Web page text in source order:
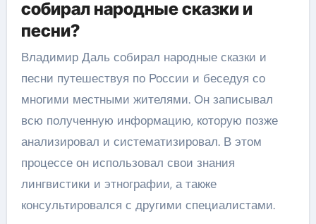
собирал народные сказки и
песни?
Владимир Даль собирал народные сказки и
песни путешествуя по России и беседуя со
многими местными жителями. Он записывал
всю полученную информацию, которую позже
анализировал и систематизировал. В этом
процессе он использовал свои знания
лингвистики и этнографии, а также
консультировался с другими специалистами.